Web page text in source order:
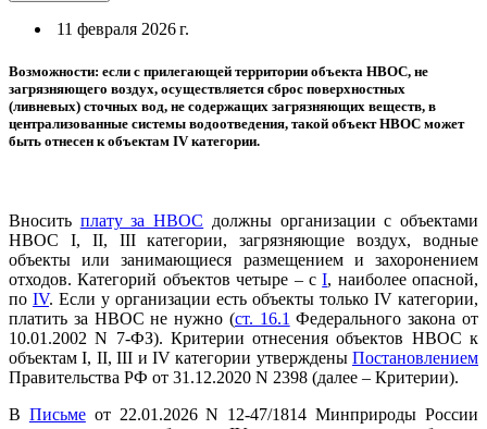
11 февраля 2026 г.
Возможности: если с прилегающей территории объекта НВОС, не
загрязняющего воздух, осуществляется сброс поверхностных
(ливневых) сточных вод, не содержащих загрязняющих веществ, в
централизованные системы водоотведения, такой объект НВОС может
быть отнесен к объектам IV категории.
Вносить плату за НВОС должны организации с объектами
НВОС I, II, III категории, загрязняющие воздух, водные
объекты или занимающиеся размещением и захоронением
отходов. Категорий объектов четыре – сI, наиболее опасной,
по IV. Если у организации есть объекты только IV категории,
платить за НВОС не нужно (ст. 16.1 Федерального закона от
10.01.2002 N 7-ФЗ). Критерии отнесения объектов НВОС к
объектам I, II, III и IV категории утверждены Постановлением
Правительства РФ от 31.12.2020 N 2398 (далее – Критерии).
В Письмеот 22.01.2026 N 12-47/1814 Минприроды России